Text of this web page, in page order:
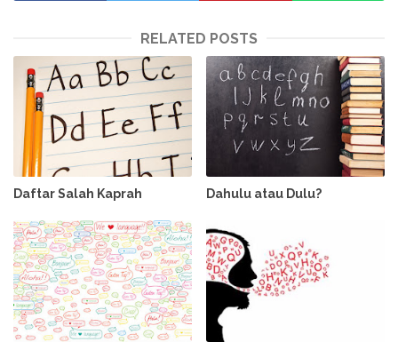
RELATED POSTS
Daftar Salah Kaprah Dahulu atau Dulu?